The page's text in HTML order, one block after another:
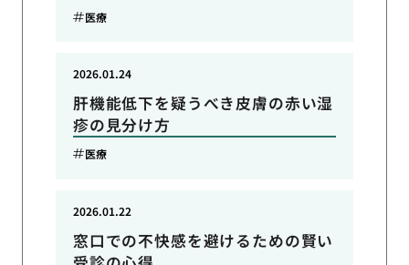
医療
肝機能低下を疑うべき皮膚の赤い湿
疹の見分け方
2026.01.24
医療
窓口での不快感を避けるための賢い
2026.01.22